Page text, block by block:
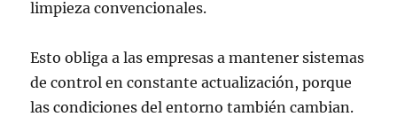
limpieza convencionales.
Esto obliga a las empresas a mantener sistemas
de control en constante actualización, porque
las condiciones del entorno también cambian.